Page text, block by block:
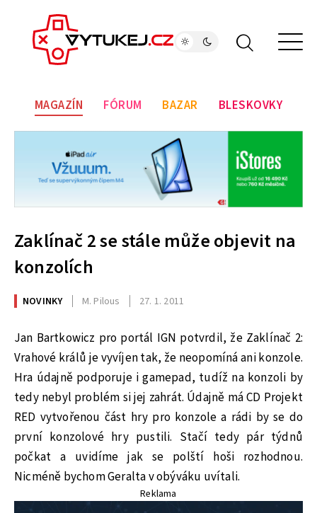
MAGAZÍN FÓRUM BAZAR BLESKOVKY
Zaklínač 2 se stále může objevit na
konzolích
NOVINKY M. Pilous 27. 1. 2011
Jan Bartkowicz pro portál IGN potvrdil, že Zaklínač 2:
Vrahové králů je vyvíjen tak, že neopomíná ani konzole.
Hra údajně podporuje i gamepad, tudíž na konzoli by
tedy nebyl problém si jej zahrát. Údajně má CD Projekt
RED vytvořenou část hry pro konzole a rádi by se do
první konzolové hry pustili. Stačí tedy pár týdnů
počkat a uvidíme jak se polští hoši rozhodnou.
Nicméně bychom Geralta v obýváku uvítali.
Reklama